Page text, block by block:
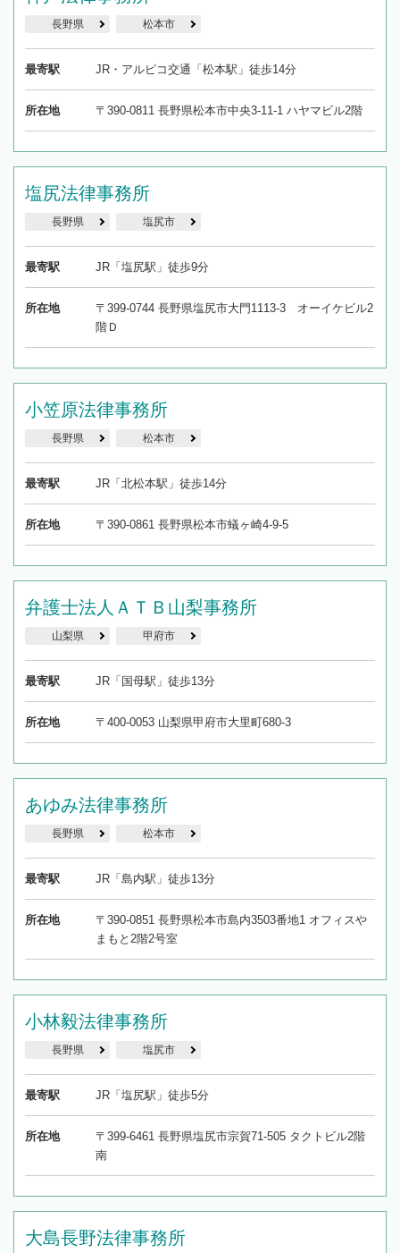
長野県 松本市
最寄駅 JR・アルピコ交通「松本駅」徒歩14分
所在地 〒390-0811 長野県松本市中央3-11-1 ハヤマビル2階
塩尻法律事務所
長野県 塩尻市
最寄駅 JR「塩尻駅」徒歩9分
所在地
〒399-0744 長野県塩尻市大門1113-3 オーイケビル2
階Ｄ
小笠原法律事務所
長野県 松本市
最寄駅 JR「北松本駅」徒歩14分
所在地 〒390-0861 長野県松本市蟻ヶ崎4-9-5
弁護士法人ＡＴＢ山梨事務所
山梨県 甲府市
最寄駅 JR「国母駅」徒歩13分
所在地 〒400-0053 山梨県甲府市大里町680-3
あゆみ法律事務所
長野県 松本市
最寄駅 JR「島内駅」徒歩13分
所在地
〒390-0851 長野県松本市島内3503番地1 オフィスや
まもと2階2号室
小林毅法律事務所
長野県 塩尻市
最寄駅 JR「塩尻駅」徒歩5分
所在地
〒399-6461 長野県塩尻市宗賀71-505 タクトビル2階
南
大島長野法律事務所